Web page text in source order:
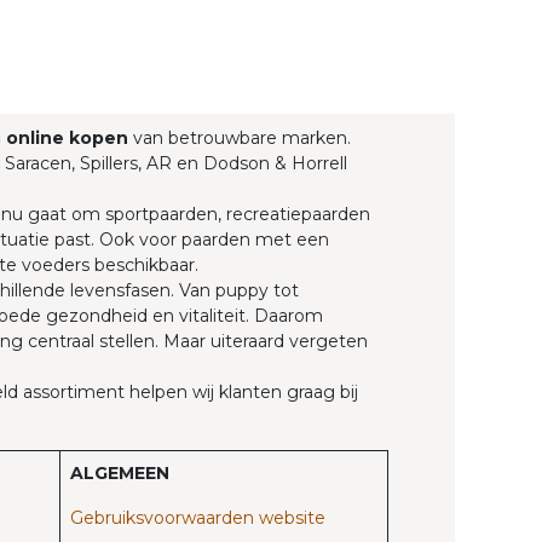
online kopen van betrouwbare marken.
Spillers, AR en Dodson & Horrell
gaat om sportpaarden, recreatiepaarden
past. Ook voor paarden met een
voeders beschikbaar.
levensfasen. Van puppy tot
gezondheid en vitaliteit. Daarom
centraal stellen. Maar uiteraard vergeten
assortiment helpen wij klanten graag bij
ALGEMEEN
Gebruiksvoorwaarden website